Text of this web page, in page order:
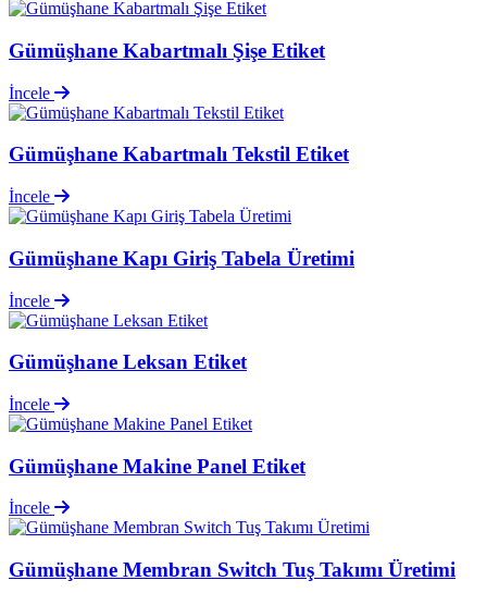
Gümüşhane Kabartmalı Şişe Etiket
İncele
Gümüşhane Kabartmalı Tekstil Etiket
İncele
Gümüşhane Kapı Giriş Tabela Üretimi
İncele
Gümüşhane Leksan Etiket
İncele
Gümüşhane Makine Panel Etiket
İncele
Gümüşhane Membran Switch Tuş Takımı Üretimi